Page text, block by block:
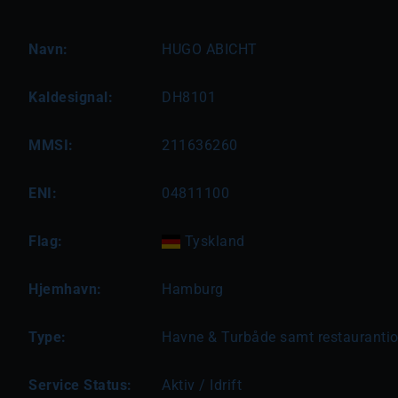
Navn: HUGO ABICHT
Kaldesignal: DH8101
MMSI: 211636260
ENI: 04811100
Flag: Tyskland
Hjemhavn: Hamburg
Type: Havne & Turbåde samt
Service Status: Aktiv / Idrift